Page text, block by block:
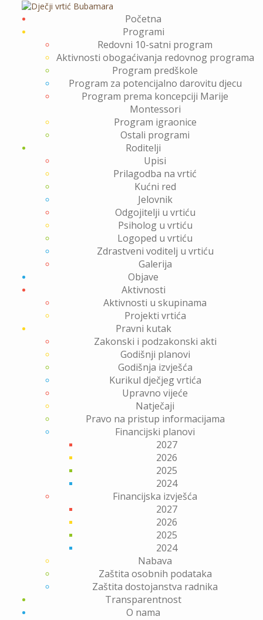
content
Početna
Programi
Redovni 10-satni program
Aktivnosti obogaćivanja redovnog programa
Program predškole
Program za potencijalno darovitu djecu
Program prema koncepciji Marije
Montessori
Program igraonice
Ostali programi
Roditelji
Upisi
Prilagodba na vrtić
Kućni red
Jelovnik
Odgojitelji u vrtiću
Psiholog u vrtiću
Logoped u vrtiću
Zdrastveni voditelj u vrtiću
Galerija
Objave
Aktivnosti
Aktivnosti u skupinama
Projekti vrtića
Pravni kutak
Zakonski i podzakonski akti
Godišnji planovi
Godišnja izvješća
Kurikul dječjeg vrtića
Upravno vijeće
Natječaji
Pravo na pristup informacijama
Financijski planovi
2027
2026
2025
2024
Financijska izvješća
2027
2026
2025
2024
Nabava
Zaštita osobnih podataka
Zaštita dostojanstva radnika
Transparentnost
O nama